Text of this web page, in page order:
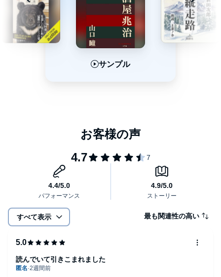
サンプル
すべて表示 最も関連性の高い
読んでいて引きこまれました